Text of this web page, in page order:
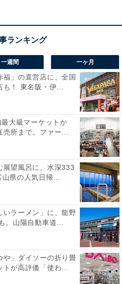
町岩屋川内甲114-1
約10分
6500円
考価格
は変動します
アウト
る可能性があります
人気ホテル】「嬉野温泉 萬象閣
どける贅沢と美食が魅力
一週間 一ヶ月
福」の直営店に、全国
！ 東名阪・伊...
最大級マーケットか
所まで。ファー...
展望風呂に、水深333
県の人気日帰...
いラーメン」に、龍野
。山陽自動車道...
や」ダイソーの折り畳
が高評価「使わ...